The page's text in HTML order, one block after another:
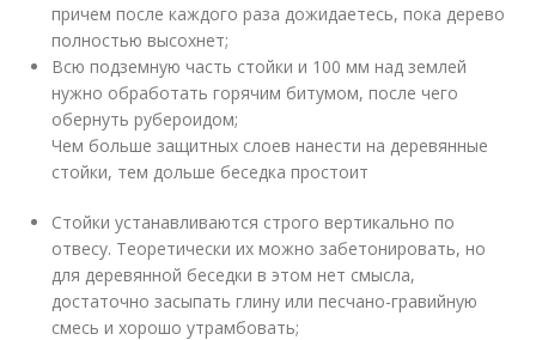
причем после каждого раза дожидаетесь, пока дерево
полностью высохнет;
Всю подземную часть стойки и 100 мм над землей
нужно обработать горячим битумом, после чего
обернуть рубероидом;
Чем больше защитных слоев нанести на деревянные
стойки, тем дольше беседка простоит
Стойки устанавливаются строго вертикально по
отвесу. Теоретически их можно забетонировать, но
для деревянной беседки в этом нет смысла,
достаточно засыпать глину или песчано-гравийную
смесь и хорошо утрамбовать;